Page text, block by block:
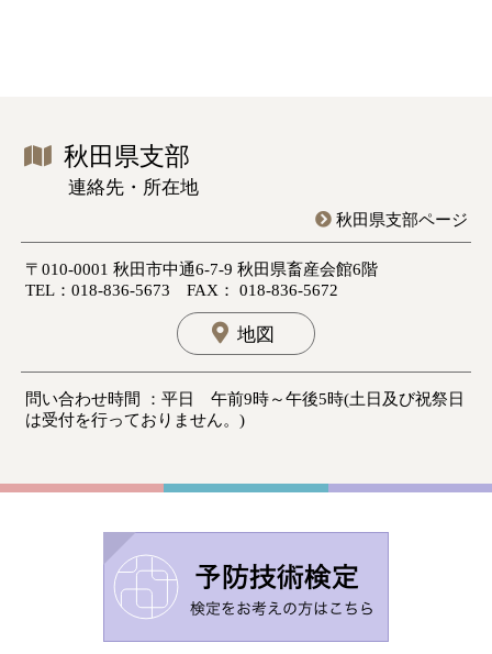
秋田県支部
連絡先・所在地
秋田県支部ページ
〒010-0001 秋田市中通6-7-9 秋田県畜産会館6階
TEL：018-836-5673 FAX： 018-836-5672
地図
問い合わせ時間 ：平日 午前9時～午後5時(土日及び祝祭日
は受付を行っておりません。)